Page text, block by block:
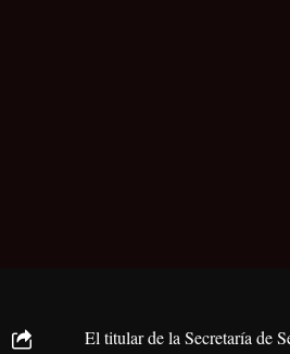
El titular de la Secretaría de